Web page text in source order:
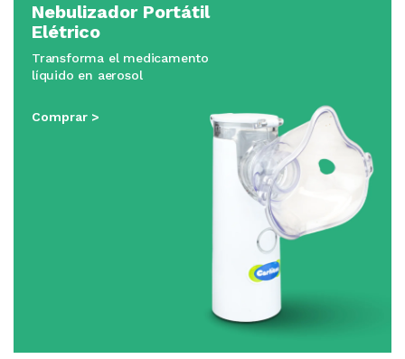
Nebulizador Portátil
Elétrico
Transforma el medicamento
líquido en aerosol
Comprar >